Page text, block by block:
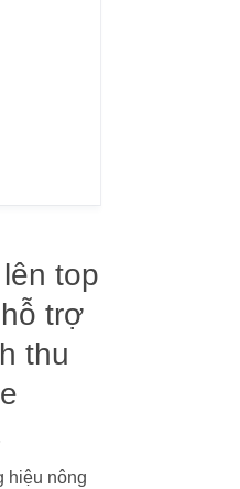
top
trợ
thu
hiệu nông